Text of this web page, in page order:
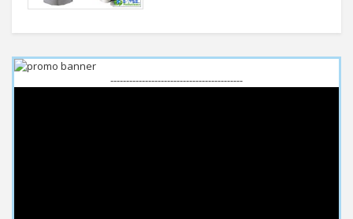
------------------------------------------